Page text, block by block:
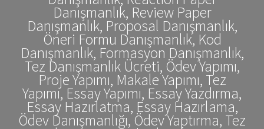
Danışmanlık, Review Paper
Danışmanlık, Proposal Danışmanlık,
Öneri Formu Danışmanlık, Kod
Danışmanlık, Formasyon Danışmanlık,
Tez Danışmanlık Ücreti, Ödev Yapımı,
Proje Yapımı, Makale Yapımı, Tez
Yapımı, Essay Yapımı, Essay Yazdırma,
Essay Hazırlatma, Essay Hazırlama,
Ödev Danışmanlığı, Ödev Yaptırma, Tez